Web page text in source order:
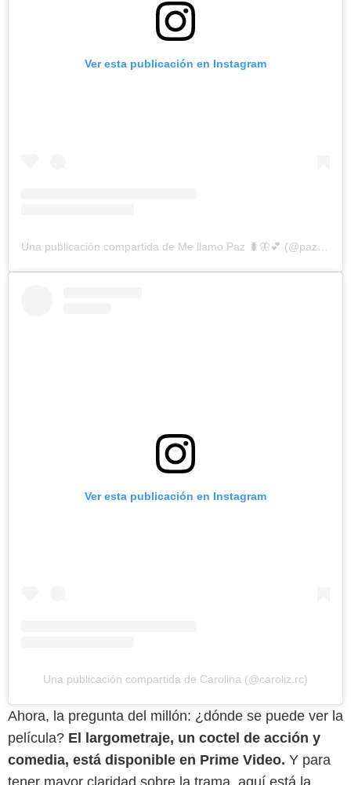
Ver esta publicación en Instagram
Una publicación compartida de Me llamo Paz 🐛🦋💕 (@pazarayao)
Ver esta publicación en Instagram
Una publicación compartida de Carolina (@caroliz.rc)
Ahora, la pregunta del millón: ¿dónde se puede ver la
película? El largometraje, un coctel de acción y
comedia, está disponible en Prime Video. Y para